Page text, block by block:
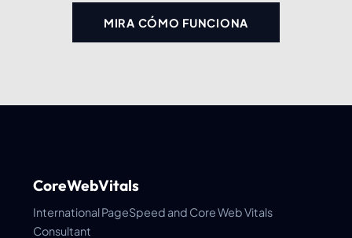
MIRA CÓMO FUNCIONA
CoreWebVitals
International PageSpeed and Core Web Vitals
Consultant